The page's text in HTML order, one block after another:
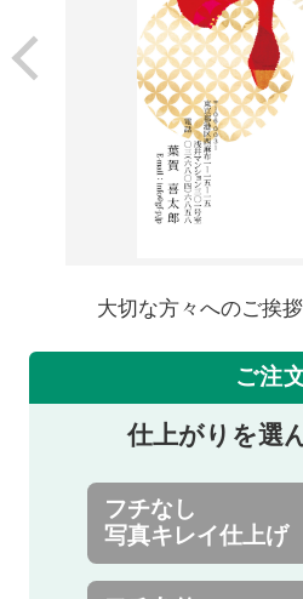
大切な方々へのご挨
ご注
仕上がりを選
フチなし
写真キレイ仕上げ